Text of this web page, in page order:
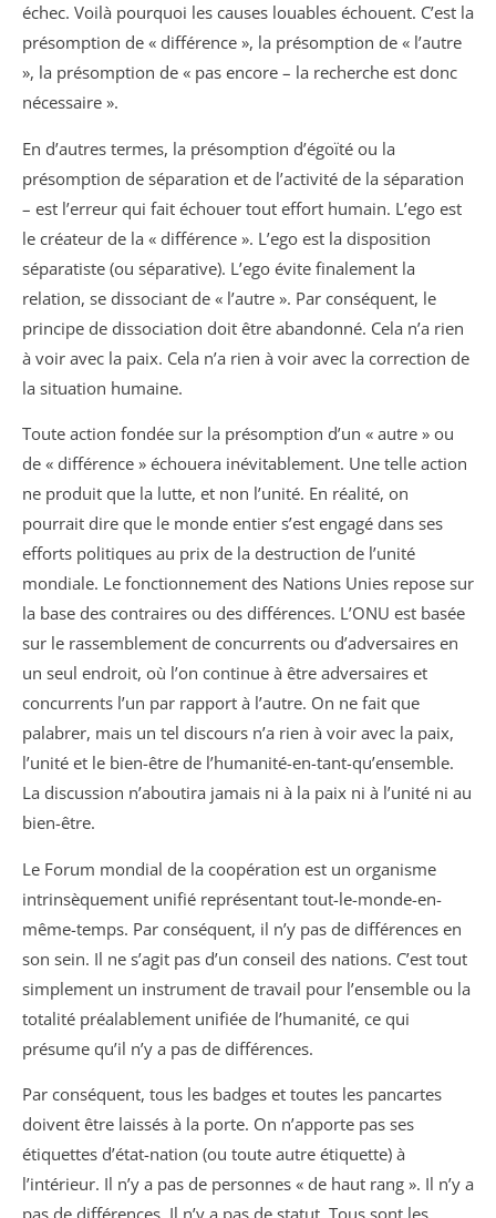
échec. Voilà pourquoi les causes louables échouent. C’est la
présomption de « différence », la présomption de « l’autre
», la présomption de « pas encore – la recherche est donc
nécessaire ».
En d’autres termes, la présomption d’égoïté ou la
présomption de séparation et de l’activité de la séparation
– est l’erreur qui fait échouer tout effort humain. L’ego est
le créateur de la « différence ». L’ego est la disposition
séparatiste (ou séparative). L’ego évite finalement la
relation, se dissociant de « l’autre ». Par conséquent, le
principe de dissociation doit être abandonné. Cela n’a rien
à voir avec la paix. Cela n’a rien à voir avec la correction de
la situation humaine.
Toute action fondée sur la présomption d’un « autre » ou
de « différence » échouera inévitablement. Une telle action
ne produit que la lutte, et non l’unité. En réalité, on
pourrait dire que le monde entier s’est engagé dans ses
efforts politiques au prix de la destruction de l’unité
mondiale. Le fonctionnement des Nations Unies repose sur
la base des contraires ou des différences. L’ONU est basée
sur le rassemblement de concurrents ou d’adversaires en
un seul endroit, où l’on continue à être adversaires et
concurrents l’un par rapport à l’autre. On ne fait que
palabrer, mais un tel discours n’a rien à voir avec la paix,
l’unité et le bien-être de l’humanité-en-tant-qu’ensemble.
La discussion n’aboutira jamais ni à la paix ni à l’unité ni au
bien-être.
Le Forum mondial de la coopération est un organisme
intrinsèquement unifié représentant tout-le-monde-en-
même-temps. Par conséquent, il n’y pas de différences en
son sein. Il ne s’agit pas d’un conseil des nations. C’est tout
simplement un instrument de travail pour l’ensemble ou la
totalité préalablement unifiée de l’humanité, ce qui
présume qu’il n’y a pas de différences.
Par conséquent, tous les badges et toutes les pancartes
doivent être laissés à la porte. On n’apporte pas ses
étiquettes d’état-nation (ou toute autre étiquette) à
l’intérieur. Il n’y a pas de personnes « de haut rang ». Il n’y a
pas de différences. Il n’y a pas de statut. Tous sont les